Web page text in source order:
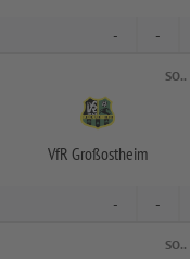
- -
SO..
VfR Großostheim
- -
SO..